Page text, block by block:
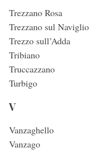
Trezzano Rosa
Trezzano sul Naviglio
Trezzo sull’Adda
Tribiano
Truccazzano
Turbigo
V
Vanzaghello
Vanzago